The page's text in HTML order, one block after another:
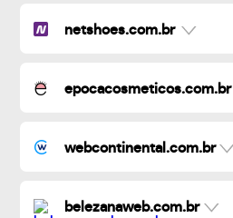
netshoes.com.br
epocacosmeticos.com.br
webcontinental.com.br
belezanaweb.com.br